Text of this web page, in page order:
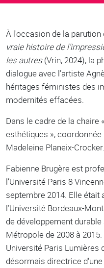
Body
À l'occasion de la
vraie histoire de
les autres(Vrin, 2024), la
dialogue avec l’artiste
héritages féministes des
modernités effacées.
Dans le cadre de la chaire
esthétiques »,
Madeleine Planeix-Crocker.
Fabienne Brugère est
l’Université Paris 8
septembre 2014. Elle
l’Université Bordeaux-
de développement
Métropole de 2008 à
Université Paris Lumières
désormais directrice